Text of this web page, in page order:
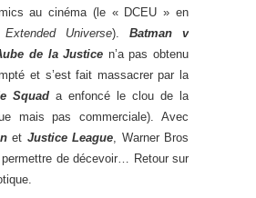
au cinéma (le « DCEU » en
Universe). Batman v
de la Justice n’a pas obtenu
et s’est fait massacrer par la
Squad a enfoncé le clou de la
mais pas commerciale). Avec
et Justice League, Warner Bros
de décevoir… Retour sur